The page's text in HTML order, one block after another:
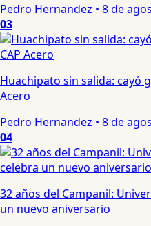
Pedro Hernandez • 8 de
03
Huachipato sin salida: cayó
Acero
Pedro Hernandez • 8 de
04
32 años del Campanil:
un nuevo aniversario